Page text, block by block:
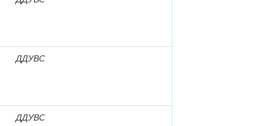
ДДУВС
ДДУВС